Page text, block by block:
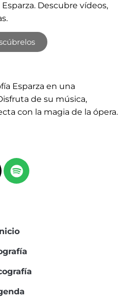
Descubre vídeos,
Esparza en una
de su música,
con la magia de la ópera.